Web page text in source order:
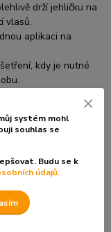
drží jehličku na
vlasů.
aplikaci na
kdy je nutné
1,3 mm.
volbou pro
Vsaďte na
systém mohl
souhlas se
Budu se k
údajů.